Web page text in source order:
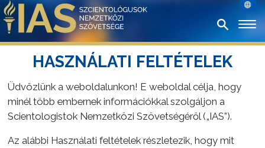
HASZNÁLATI FELTÉTELEK
Üdvözlünk a weboldalunkon! E weboldal célja, hogy
minél több embernek információkkal szolgáljon a
Scientologistok Nemzetközi Szövetségéről („IAS”).
Az alábbi Használati feltételek részletezik, hogy mit